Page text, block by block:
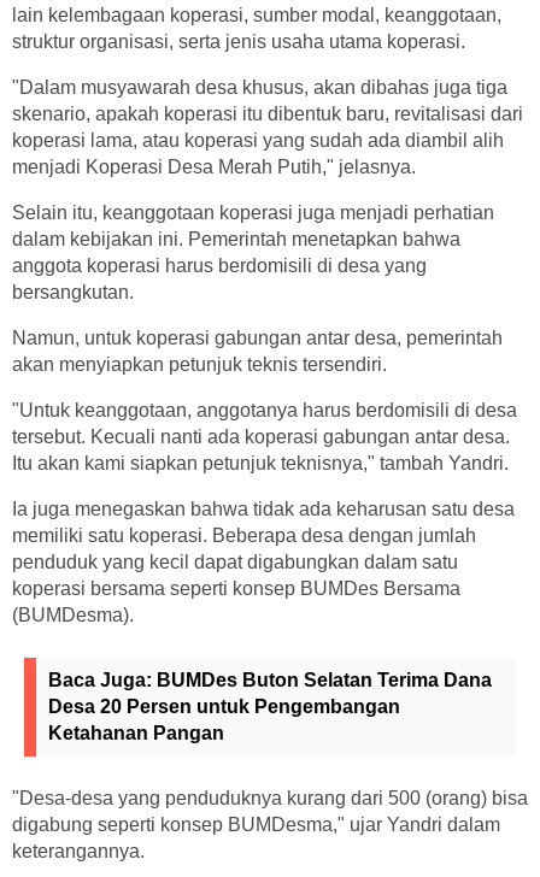
lain kelembagaan koperasi, sumber modal, keanggotaan,
struktur organisasi, serta jenis usaha utama koperasi.
"Dalam musyawarah desa khusus, akan dibahas juga tiga
skenario, apakah koperasi itu dibentuk baru, revitalisasi dari
koperasi lama, atau koperasi yang sudah ada diambil alih
menjadi Koperasi Desa Merah Putih," jelasnya.
Selain itu, keanggotaan koperasi juga menjadi perhatian
dalam kebijakan ini. Pemerintah menetapkan bahwa
anggota koperasi harus berdomisili di desa yang
bersangkutan.
Namun, untuk koperasi gabungan antar desa, pemerintah
akan menyiapkan petunjuk teknis tersendiri.
"Untuk keanggotaan, anggotanya harus berdomisili di desa
tersebut. Kecuali nanti ada koperasi gabungan antar desa.
Itu akan kami siapkan petunjuk teknisnya," tambah Yandri.
Ia juga menegaskan bahwa tidak ada keharusan satu desa
memiliki satu koperasi. Beberapa desa dengan jumlah
penduduk yang kecil dapat digabungkan dalam satu
koperasi bersama seperti konsep BUMDes Bersama
(BUMDesma).
Baca Juga: BUMDes Buton Selatan Terima Dana
Desa 20 Persen untuk Pengembangan
Ketahanan Pangan
"Desa-desa yang penduduknya kurang dari 500 (orang) bisa
digabung seperti konsep BUMDesma," ujar Yandri dalam
keterangannya.